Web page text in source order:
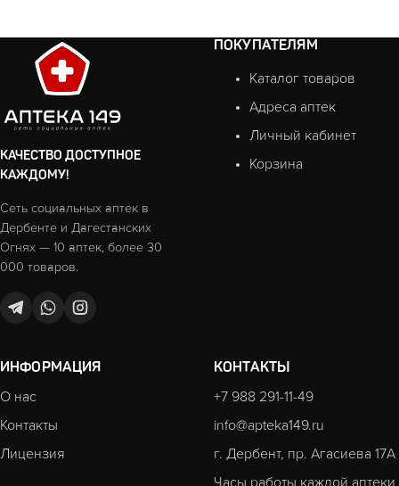
КАЧЕСТВО ДОСТУПНОЕ
КАЖДОМУ!
Сеть социальных аптек в
Дербенте и Дагестанских
Огнях — 10 аптек, более 30
000 товаров.
ПОКУПАТЕЛЯМ
Каталог товаров
Адреса аптек
Личный кабинет
Корзина
ИНФОРМАЦИЯ
О нас
Контакты
Лицензия
КОНТАКТЫ
+7 988 291-11-49
info@apteka149.ru
г. Дербент, пр. Агасиева 17А
Часы работы каждой аптеки